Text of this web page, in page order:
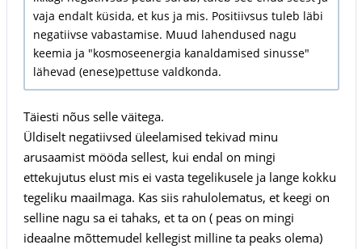
vaja endalt küsida, et kus ja mis. Positiivsus tuleb läbi
negatiivse vabastamise. Muud lahendused nagu
keemia ja "kosmoseenergia kanaldamised sinusse"
lähevad (enese)pettuse valdkonda.
Täiesti nõus selle väitega.
Üldiselt negatiivsed üleelamised tekivad minu
arusaamist mööda sellest, kui endal on mingi
ettekujutus elust mis ei vasta tegelikusele ja lange kokku
tegeliku maailmaga. Kas siis rahulolematus, et keegi on
selline nagu sa ei tahaks, et ta on ( peas on mingi
ideaalne mõttemudel kellegist milline ta peaks olema)